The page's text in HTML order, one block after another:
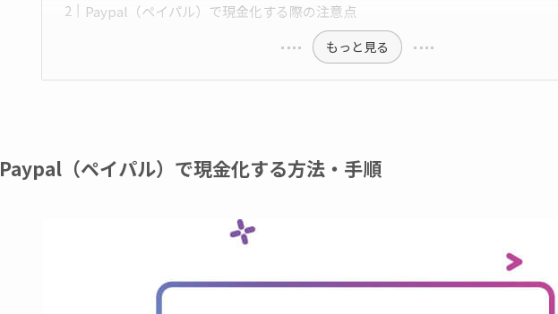
Paypal（ペイパル）で現金化する際の注意点
もっと見る
Paypal（ペイパル）で現金化する方法・手順